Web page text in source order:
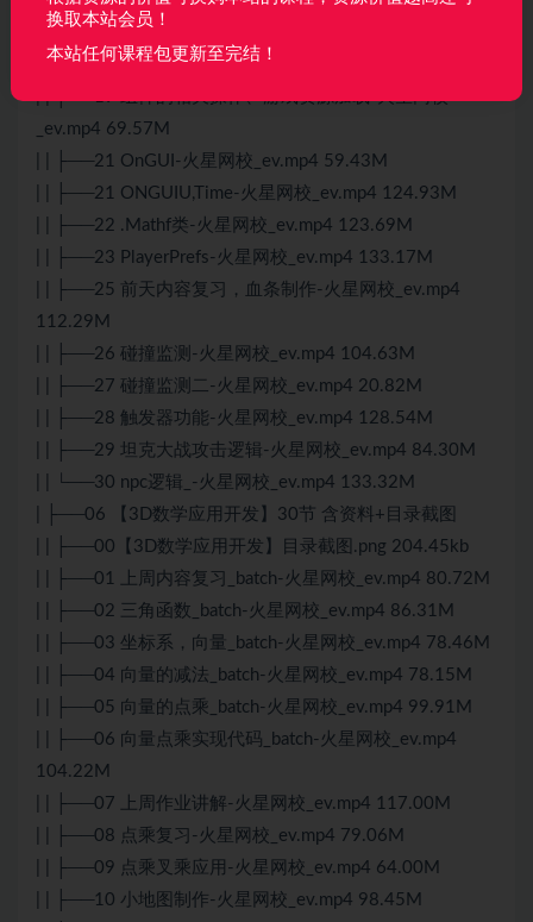
| | ├──18 前天内容复习，作业讲解-火星网校_ev.mp4
112.65M
| | ├──19 组件的相关操作、游戏资源加载-火星网校
_ev.mp4 69.57M
| | ├──21 OnGUI-火星网校_ev.mp4 59.43M
| | ├──21 ONGUIU,Time-火星网校_ev.mp4 124.93M
| | ├──22 .Mathf类-火星网校_ev.mp4 123.69M
| | ├──23 PlayerPrefs-火星网校_ev.mp4 133.17M
| | ├──25 前天内容复习，血条制作-火星网校_ev.mp4
112.29M
| | ├──26 碰撞监测-火星网校_ev.mp4 104.63M
| | ├──27 碰撞监测二-火星网校_ev.mp4 20.82M
| | ├──28 触发器功能-火星网校_ev.mp4 128.54M
| | ├──29 坦克大战攻击逻辑-火星网校_ev.mp4 84.30M
| | └──30 npc逻辑_-火星网校_ev.mp4 133.32M
| ├──06 【3D数学应用开发】30节 含资料+目录截图
| | ├──00【3D数学应用开发】目录截图.png 204.45kb
| | ├──01 上周内容复习_batch-火星网校_ev.mp4 80.72M
| | ├──02 三角函数_batch-火星网校_ev.mp4 86.31M
| | ├──03 坐标系，向量_batch-火星网校_ev.mp4 78.46M
| | ├──04 向量的减法_batch-火星网校_ev.mp4 78.15M
| | ├──05 向量的点乘_batch-火星网校_ev.mp4 99.91M
| | ├──06 向量点乘实现代码_batch-火星网校_ev.mp4
104.22M
| | ├──07 上周作业讲解-火星网校_ev.mp4 117.00M
| | ├──08 点乘复习-火星网校_ev.mp4 79.06M
| | ├──09 点乘叉乘应用-火星网校_ev.mp4 64.00M
| | ├──10 小地图制作-火星网校_ev.mp4 98.45M
换取本站会员！
本站任何课程包更新至完结！